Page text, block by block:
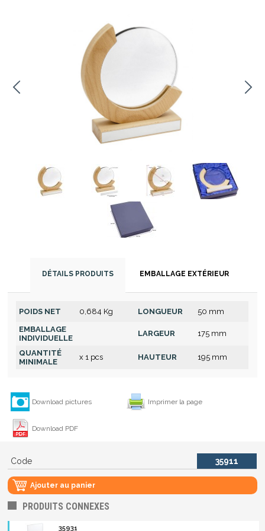
DÉTAILS PRODUITS EMBALLAGE EXTÉRIEUR
POIDS NET 0,684 Kg LONGUEUR
50 mm
EMBALLAGE
INDIVIDUELLE
LARGEUR 175 mm
QUANTITÉ
MINIMALE
x 1 pcs HAUTEUR 195 mm
Download pictures Imprimer la page
Download PDF
Code 35911
Ajouter au panier
PRODUITS CONNEXES
35931